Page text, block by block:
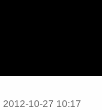
2012-10-27 10:17